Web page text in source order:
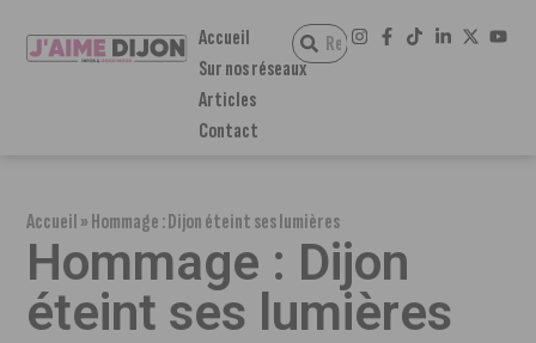
Accueil
Sur nos réseaux
Articles
Contact
Accueil»Hommage : Dijon éteint ses lumières
Hommage : Dijon
éteint ses lumières